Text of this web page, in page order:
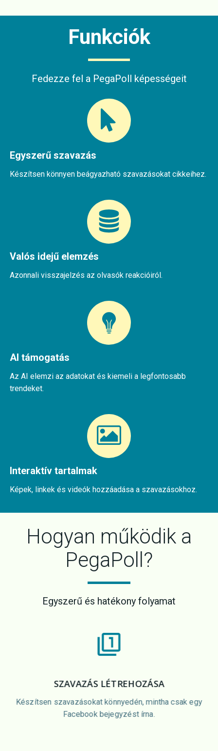
Funkciók
Fedezze fel a PegaPoll képességeit
Egyszerű szavazás
Készítsen könnyen beágyazható szavazásokat cikkeihez.
Valós idejű elemzés
Azonnali visszajelzés az olvasók reakcióiról.
AI támogatás
Az AI elemzi az adatokat és kiemeli a legfontosabb
trendeket.
Interaktív tartalmak
Képek, linkek és videók hozzáadása a szavazásokhoz.
Hogyan működik a
PegaPoll?
Egyszerű és hatékony folyamat
SZAVAZÁS LÉTREHOZÁSA
Készítsen szavazásokat könnyedén, mintha csak egy
Facebook bejegyzést írna.